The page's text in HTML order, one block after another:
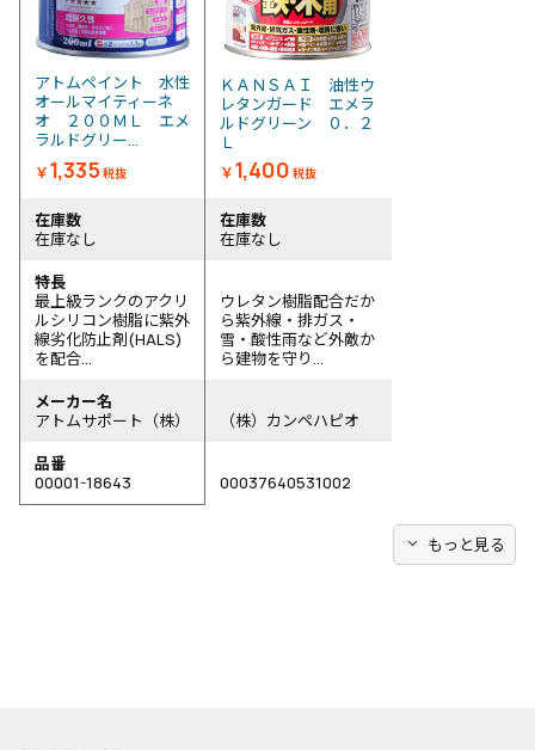
アトムペイント 水性
オールマイティーネ
オ ２００ＭＬ エメ
ラルドグリー...
￥1,335税抜
ＫＡＮＳＡＩ 油性ウ
レタンガード エメラ
ルドグリーン ０．２
Ｌ
￥1,400 税抜
在庫数
在庫なし
在庫数
在庫なし
特長
最上級ランクのアクリ
ルシリコン樹脂に紫外
線劣化防止剤(HALS)
を配合...
ウレタン樹脂配合だか
ら紫外線・排ガス・
雪・酸性雨など外敵か
ら建物を守り...
メーカー名
アトムサポート（株）
（株）カンペハピオ
品番
00001-18643
00037640531002
expand_more もっと見る